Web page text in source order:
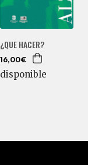
¿QUE HACER?
16,00€
disponible